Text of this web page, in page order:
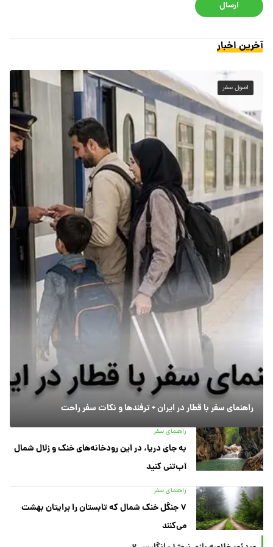
ارسال
آخرین اخبار
اصول سفر
راهنمای سفر با قطار در ایران + ترفندها و نکات سفر راحت
راهنمای سفر
به جای دریا، در این رودخانه‌های خنک و زلال شمال
آب‌تنی کنید
راهنمای سفر
۷ جنگل خنک شمال که تابستان را برایتان بهشت
می‌کنند